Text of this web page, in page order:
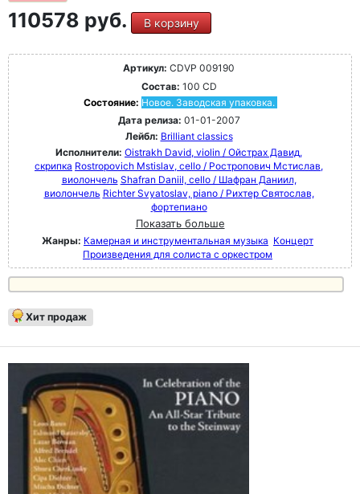
110578 руб. В корзину
Артикул: CDVP 009190
Состав: 100 CD
Состояние: Новое. Заводская упаковка.
Дата релиза: 01-01-2007
Лейбл: Brilliant classics
Исполнители: Oistrakh David, violin / Ойстрах Давид,
скрипка Rostropovich Mstislav, cello / Ростропович Мстислав,
виолончель Shafran Daniil, cello / Шафран Даниил,
виолончель Richter Svyatoslav, piano / Рихтер Святослав,
фортепиано
Показать больше
Жанры: Камерная и инструментальная музыка Концерт
Произведения для солиста с оркестром
Хит продаж